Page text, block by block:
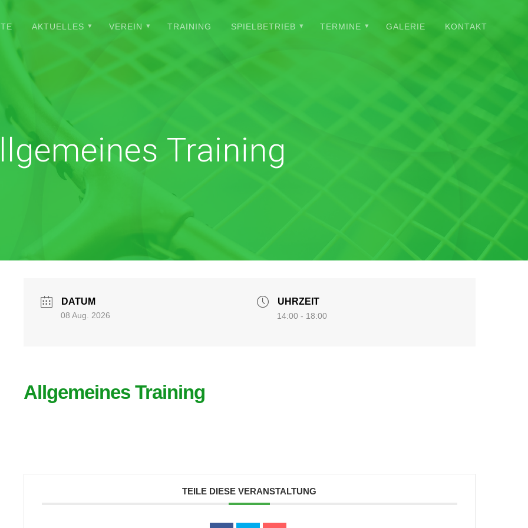
AKTUELLES VEREIN TRAINING SPIELBETRIEB TERMINE GALERIE KONTAKT
Training
DATUM
08 Aug. 2026
UHRZEIT
14:00 - 18:00
Allgemeines Training
TEILE DIESE VERANSTALTUNG